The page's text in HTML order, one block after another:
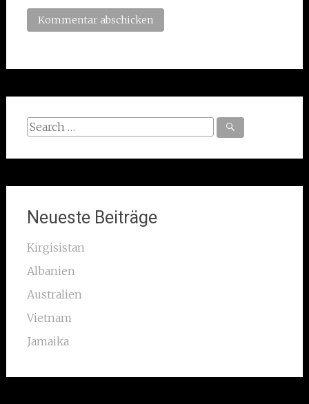
Search
Neueste Beiträge
Kirgisistan
Albanien
Australien
Vietnam
Jamaika